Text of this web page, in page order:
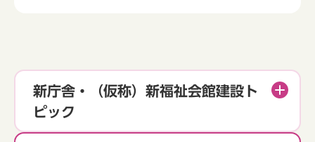
新庁舎・（仮称）新福祉会館建設ト
ピック